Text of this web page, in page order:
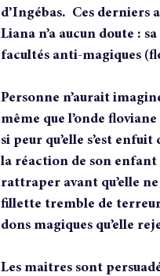
d’Ingébas.  Ces
Liana n’a aucun doute :
facultés anti-magiques
Personne n’aurait
même que l’onde
si peur qu’elle s’est
la réaction de son
rattraper avant qu’elle
fillette tremble de terreur
dons magiques qu’elle
Les maitres sont